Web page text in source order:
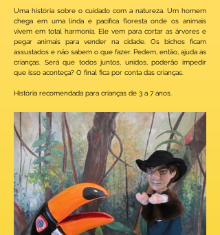
Uma história sobre o cuidado com a natureza. Um homem
chega em uma linda e pacífica floresta onde os animais
vivem em total harmonia. Ele vem para cortar as árvores e
pegar animais para vender na cidade. Os bichos ficam
assustados e não sabem o que fazer. Pedem, então, ajuda às
crianças. Será que todos juntos, unidos, poderão impedir
que isso aconteça? O final fica por conta das crianças.
História recomendada para crianças de 3 a 7 anos.